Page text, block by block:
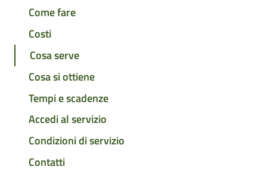
Come fare
Costi
Cosa serve
Cosa si ottiene
Tempi e scadenze
Accedi al servizio
Condizioni di servizio
Contatti